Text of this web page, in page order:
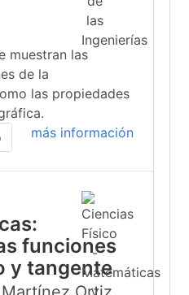
muestran las
de la
las propiedades
más información
funciones
y tangente